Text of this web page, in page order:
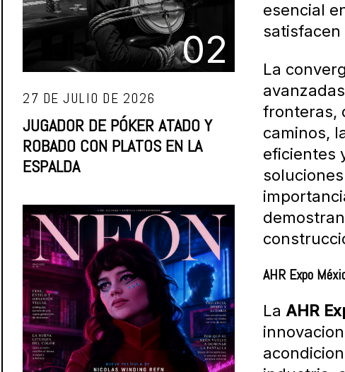
esencial
La
fronteras,
caminos,
eficientes
AHR Expo
La AHR
02
27 DE JULIO DE 2026
JUGADOR DE PÓKER ATADO Y
ROBADO CON PLATOS EN LA
ESPALDA